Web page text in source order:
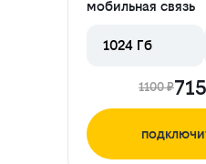
мобильная связь
1024 Гб
1100 ₽